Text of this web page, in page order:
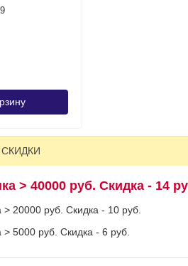
> 40000 руб. Скидка - 14
> 20000 руб. Скидка - 10 руб.
> 5000 руб. Скидка - 6 руб.